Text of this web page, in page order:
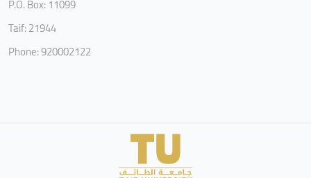
P.O. Box: 11099
Taif: 21944
Phone: 920002122